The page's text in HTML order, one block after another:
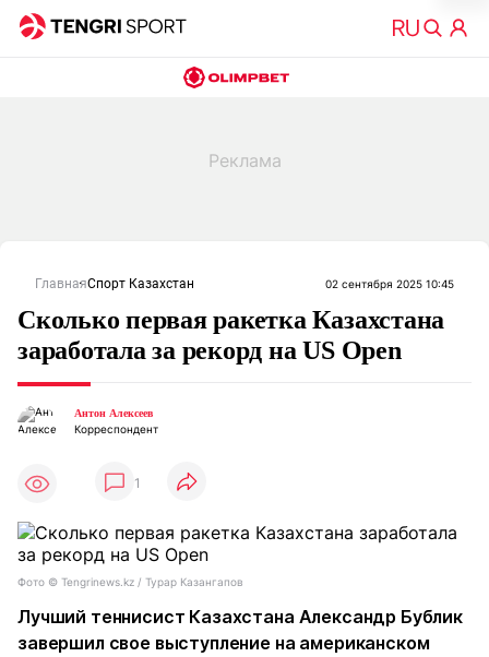
ГлавнаяСпорт Казахстан 02 сентября 2025 10:45
Сколько первая ракетка Казахстана
заработала за рекорд на US Open
Антон Алексеев
Корреспондент
1
Фото ©️ Tengrinews.kz / Турар Казангапов
Лучший теннисист Казахстана Александр Бублик
завершил свое выступление на американском